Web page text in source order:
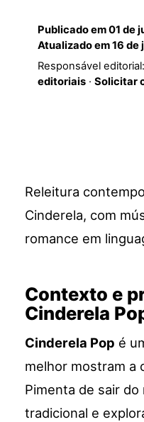
Publicado em01 de
Atualizado em16 de
Responsável editorial:
editoriais· Solicitar
Releitura
Cinderela, com
romance em
Contexto e
Cinderela
Cinderela Pop é
melhor mostram a
Pimenta de sair
tradicional e